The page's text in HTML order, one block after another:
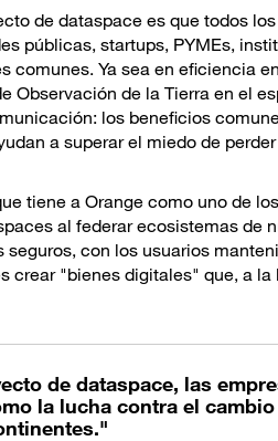
de dataspace es que todos
públicas, startups, PYMEs,
comunes. Ya sea en eficiencia
Observación de la Tierra en el
los beneficios
a superar el miedo de
tiene a Orange como uno de
al federar ecosistemas de
con los usuarios
crear "bienes digitales" que, a
de dataspace, las
la lucha contra el